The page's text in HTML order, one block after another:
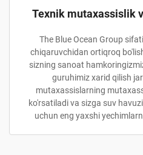
Texnik mutaxassislik
The Blue Ocean Group
chiqaruvchidan ortiqroq
sizning sanoat
guruhimiz xarid qilish
mutaxassislarning
ko'rsatiladi va sizga suv
uchun eng yaxshi